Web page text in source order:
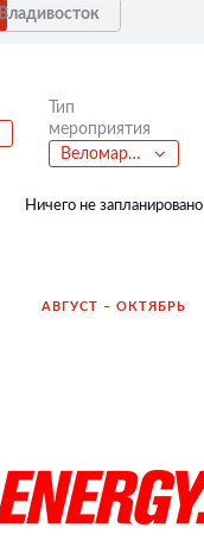
Владивосток
Тип
мероприятия
Веломарафон
Ничего не запланировано
АВГУСТ – ОКТЯБРЬ